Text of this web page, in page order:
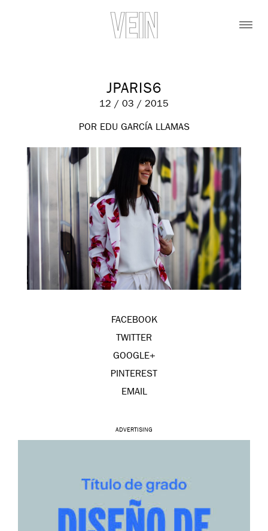
JPARIS6
12 / 03 / 2015
POR EDU GARCÍA LLAMAS
FACEBOOK
TWITTER
GOOGLE+
PINTEREST
EMAIL
ADVERTISING